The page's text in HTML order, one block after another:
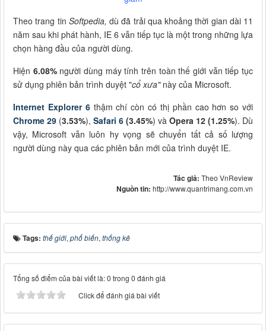
Theo trang tin Softpedia, dù đã trải qua khoảng thời gian dài 11
năm sau khi phát hành, IE 6 vẫn tiếp tục là một trong những lựa
chọn hàng đầu của người dùng.
Hiện 6.08%người dùng máy tính trên toàn thế giới vẫn tiếp tục
sử dụng phiên bản trình duyệt "cổ xưa"này của Microsoft.
Internet Explorer 6thậm chí còn có thị phần cao hơn so với
Chrome 29 (3.53%), Safari 6 (3.45%) và Opera 12 (1.25%). Dù
vậy, Microsoft vẫn luôn hy vọng sẽ chuyển tất cả số lượng
người dùng này qua các phiên bản mới của trình duyệt IE.
Tác giả: Theo VnReview
Nguồn tin: http://www.quantrimang.com.vn
Tags: thế giới,phổ biến,thống kê
Tổng số điểm của bài viết là: 0 trong 0 đánh giá
Click để đánh giá bài viết